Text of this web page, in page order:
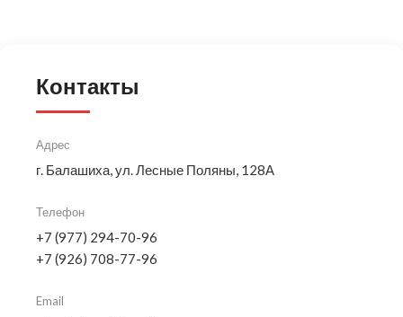
Контакты
Адрес
г. Балашиха, ул. Лесные Поляны, 128А
Телефон
+7 (977) 294-70-96
+7 (926) 708-77-96
Email